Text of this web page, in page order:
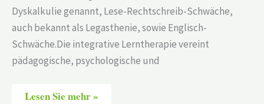
Dyskalkulie genannt, Lese-Rechtschreib-Schwäche,
auch bekannt als Legasthenie, sowie Englisch-
Schwäche.Die integrative Lerntherapie vereint
pädagogische, psychologische und
Lesen Sie mehr »